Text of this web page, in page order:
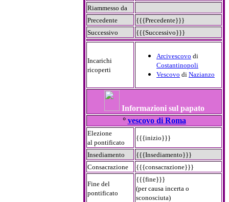
Riammesso da
Precedente
{{{Precedente}}}
Successivo
{{{Successivo}}}
Incarichi
ricoperti
Arcivescovo di
Costantinopoli
Vescovo di Nazianzo
Informazioni sul papato
° vescovo di Roma
Elezione
al pontificato
{{{inizio}}}
Insediamento
{{{Insediamento}}}
Consacrazione
{{{consacrazione}}}
Fine del
pontificato
{{{fine}}}
(per causa incerta o
sconosciuta)